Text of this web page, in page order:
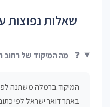
שאלות נפוצות
❓ מה המיקוד של רחוב
המיקוד ברמלה משתנה
באתר דואר ישראל לפי